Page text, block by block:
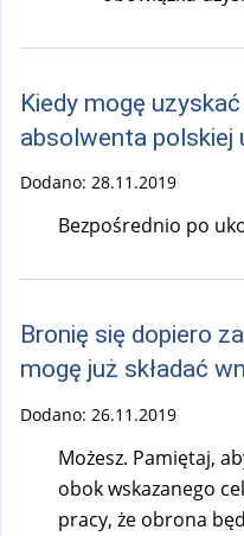
Kiedy mogę
absolwenta polskiej
Dodano: 28.11.2019
Bezpośrednio po
Bronię się dopiero
mogę już składać
Dodano: 26.11.2019
Możesz. Pamiętaj,
obok wskazanego
pracy, że obrona